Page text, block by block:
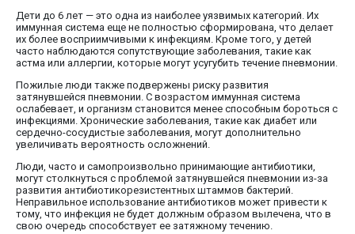
Дети до 6 лет — это одна из наиболее уязвимых категорий. Их
иммунная система еще не полностью сформирована, что делает
их более восприимчивыми к инфекциям. Кроме того, у детей
часто наблюдаются сопутствующие заболевания, такие как
астма или аллергии, которые могут усугубить течение пневмонии.
Пожилые люди также подвержены риску развития
затянувшейся пневмонии. С возрастом иммунная система
ослабевает, и организм становится менее способным бороться с
инфекциями. Хронические заболевания, такие как диабет или
сердечно-сосудистые заболевания, могут дополнительно
увеличивать вероятность осложнений.
Люди, часто и самопроизвольно принимающие антибиотики,
могут столкнуться с проблемой затянувшейся пневмонии из-за
развития антибиотикорезистентных штаммов бактерий.
Неправильное использование антибиотиков может привести к
тому, что инфекция не будет должным образом вылечена, что в
свою очередь способствует ее затяжному течению.